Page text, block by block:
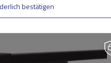
bestätigen